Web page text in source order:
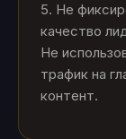
5. Не
качество
Не
трафик на
контент.